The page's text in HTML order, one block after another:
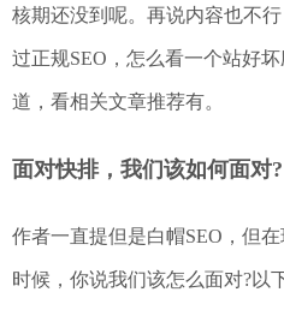
核期还没到呢。再说内容也不
过正规SEO，怎么看一个站好
道，看相关文章推荐有。
面对快排，我们该如何面对?
作者一直提但是白帽SEO，但
时候，你说我们该怎么面对?以